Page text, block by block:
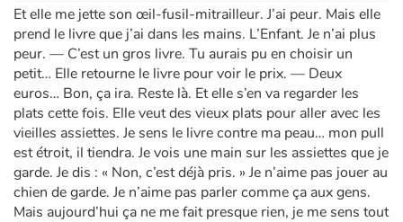
Et elle me jette son œil-fusil-mitrailleur. J’ai peur. Mais elle
prend le livre que j’ai dans les mains. L’Enfant. Je n’ai plus
peur. — C’est un gros livre. Tu aurais pu en choisir un
petit… Elle retourne le livre pour voir le prix. — Deux
euros… Bon, ça ira. Reste là. Et elle s’en va regarder les
plats cette fois. Elle veut des vieux plats pour aller avec les
vieilles assiettes. Je sens le livre contre ma peau… mon pull
est étroit, il tiendra. Je vois une main sur les assiettes que je
garde. Je dis : « Non, c’est déjà pris. » Je n’aime pas jouer au
chien de garde. Je n’aime pas parler comme ça aux gens.
Mais aujourd’hui ça ne me fait presque rien, je me sens tout